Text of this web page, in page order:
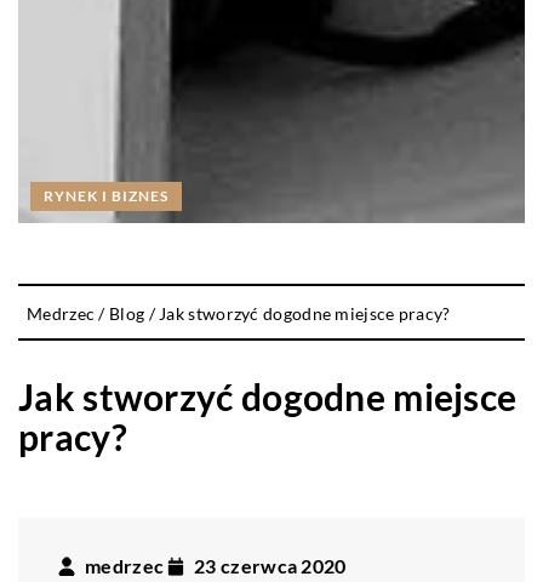
RYNEK I BIZNES
Medrzec / Blog / Jak stworzyć dogodne miejsce pracy?
Jak stworzyć dogodne miejsce
pracy?
medrzec
23 czerwca 2020